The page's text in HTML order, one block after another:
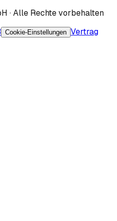
· Alle Rechte vorbehalten
Cookie-Einstellungen Vertrag